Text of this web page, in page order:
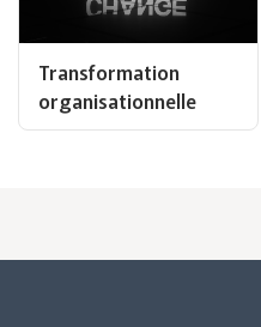
Transformation
organisationnelle